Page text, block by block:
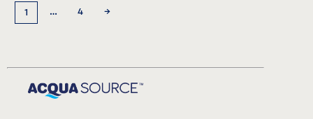
1 … 4 →